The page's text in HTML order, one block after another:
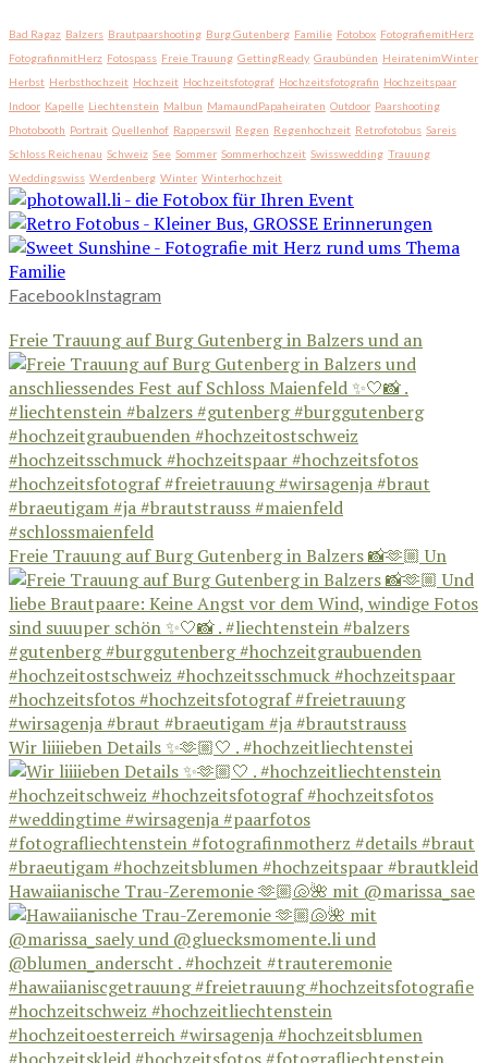
Bad Ragaz Balzers Brautpaarshooting Burg Gutenberg Familie Fotobox FotografiemitHerz
FotografinmitHerz Fotospass Freie Trauung GettingReady Graubünden HeiratenimWinter
Herbst Herbsthochzeit Hochzeit Hochzeitsfotograf Hochzeitsfotografin Hochzeitspaar
Indoor Kapelle Liechtenstein Malbun MamaundPapaheiraten Outdoor Paarshooting
Photobooth Portrait Quellenhof Rapperswil Regen Regenhochzeit Retrofotobus Sareis
Schloss Reichenau Schweiz See Sommer Sommerhochzeit Swisswedding Trauung
Weddingswiss Werdenberg Winter Winterhochzeit
FacebookInstagram
Freie Trauung auf Burg Gutenberg in Balzers und an
Freie Trauung auf Burg Gutenberg in Balzers 📸🫶🏼 Un
Wir liiiieben Details ✨🫶🏼🤍 . #hochzeitliechtenstei
Hawaiianische Trau-Zeremonie 🫶🏼🐚🌺 mit @marissa_sae